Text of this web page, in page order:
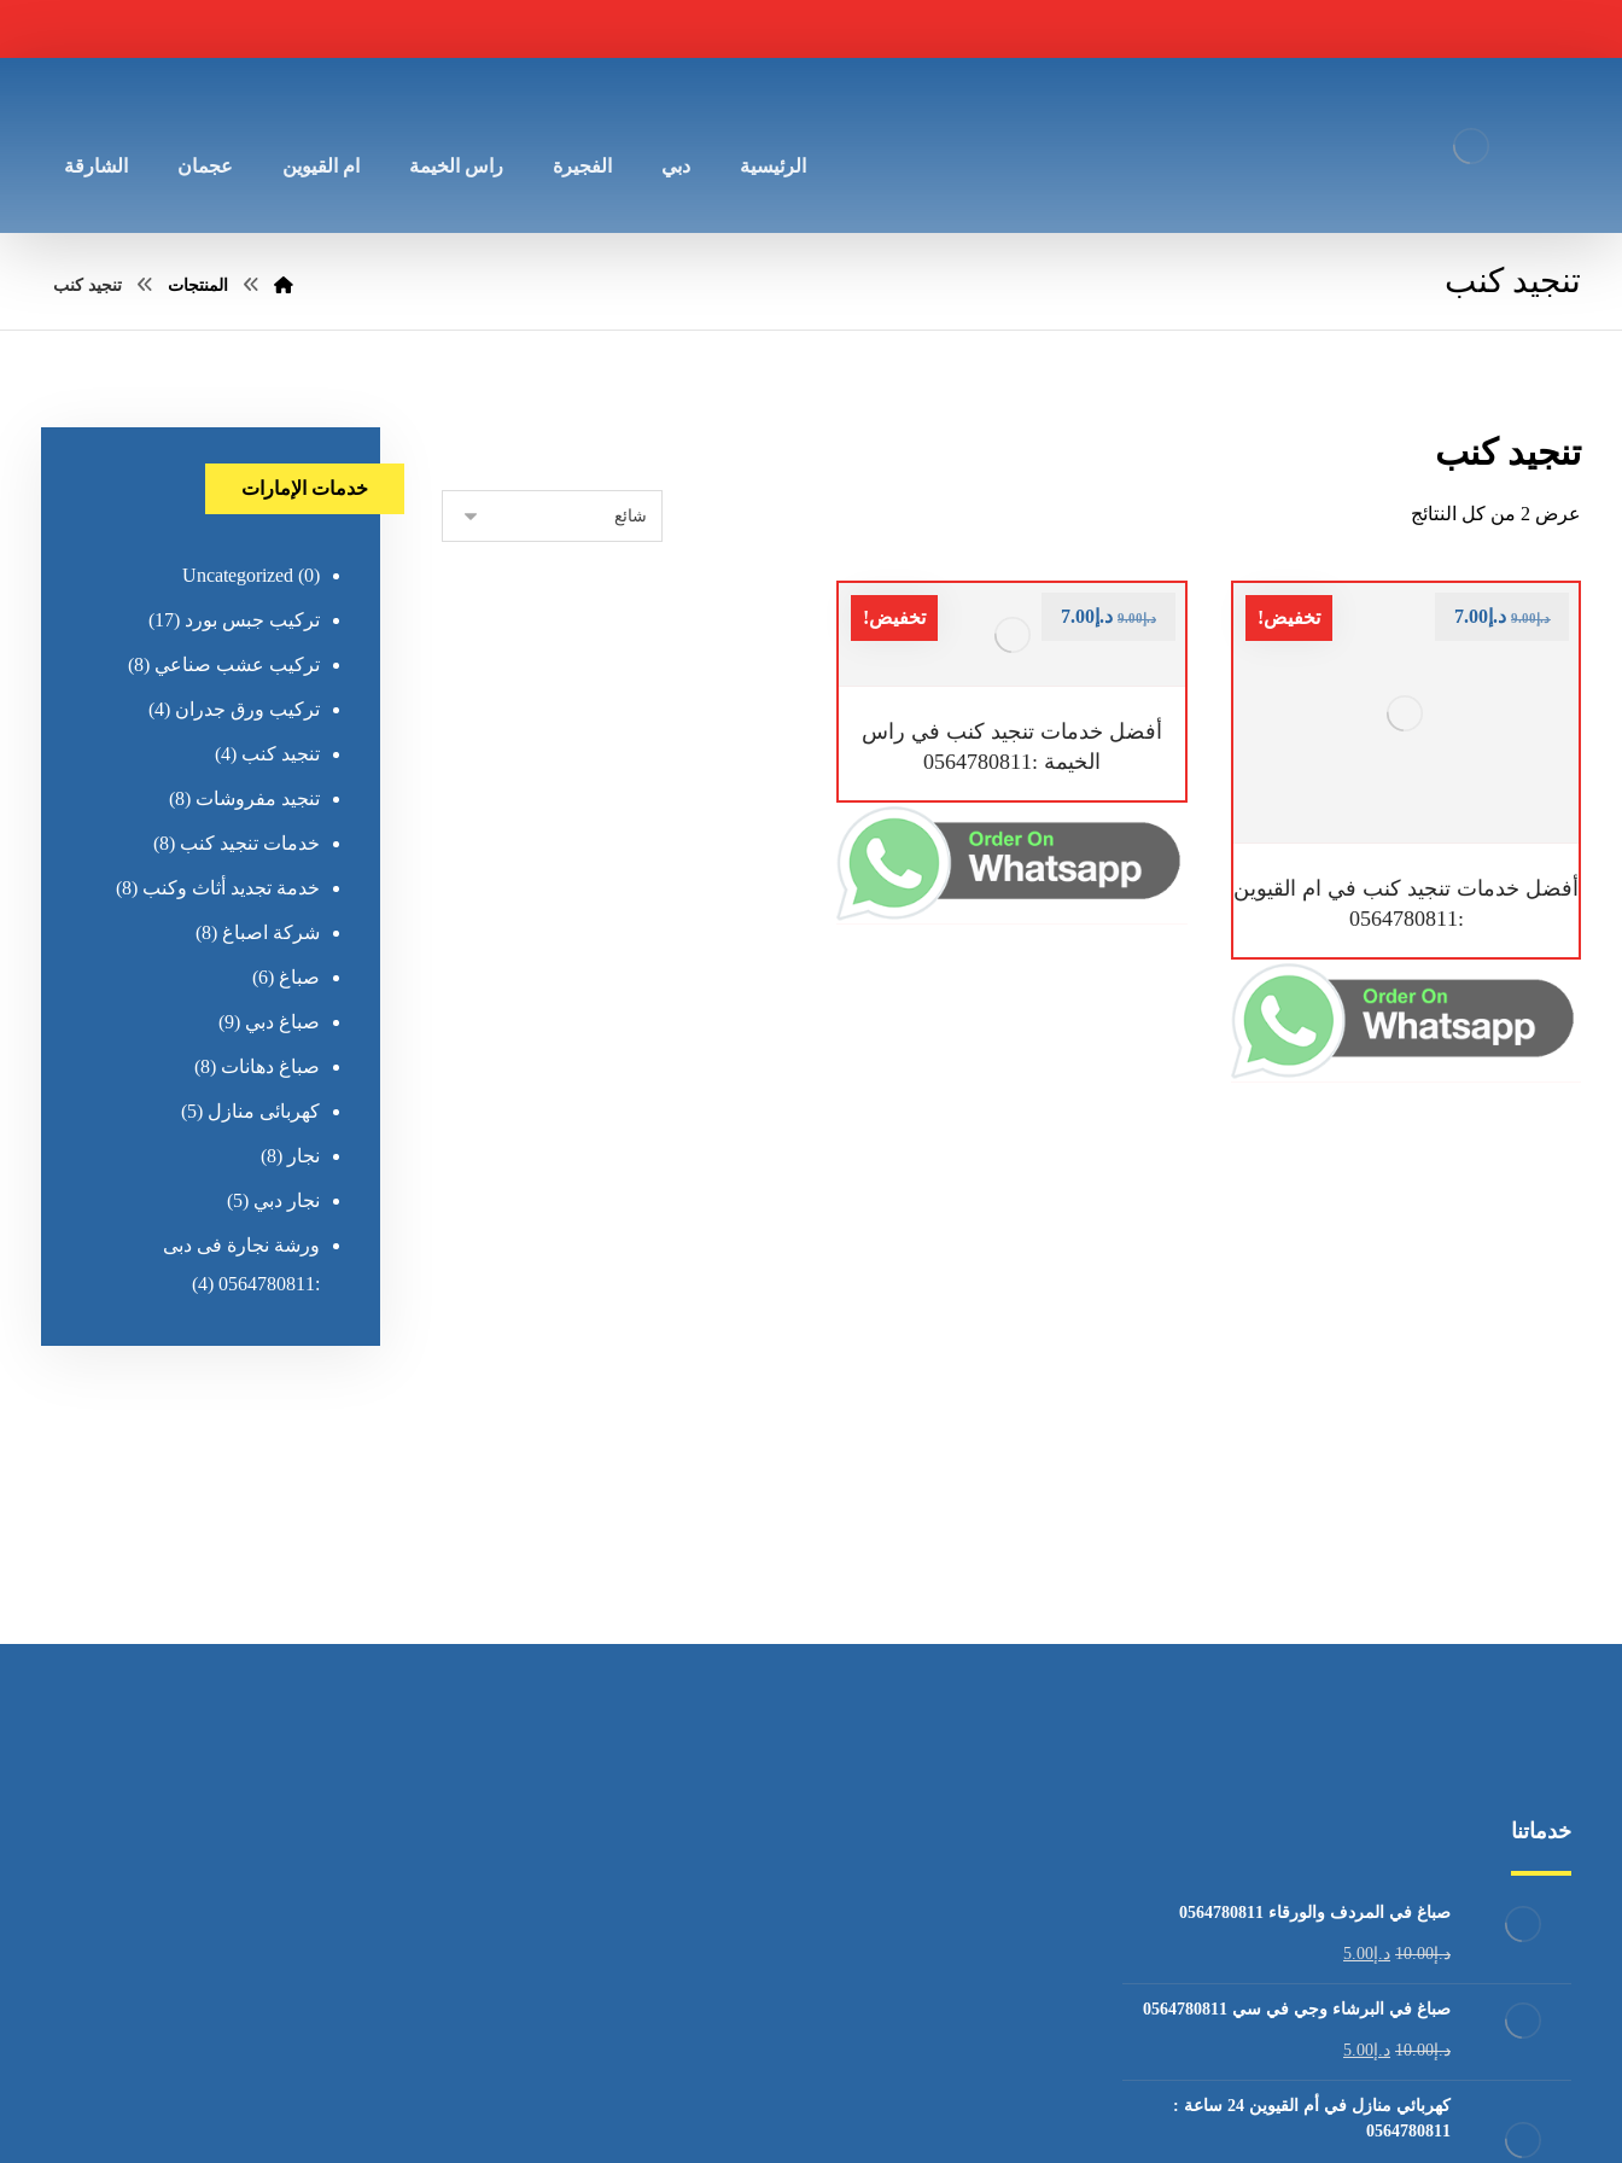
الرئيسية دبي الفجيرة راس الخيمة ام القيوين عجمان الشارقة
تنجيد كنب المنتجات تنجيد كنب
تنجيد كنب
عرض ⁦2⁩ من كل النتائج
تخفيض!
أفضل خدمات تنجيد كنب في ام القيوين
:0564780811
د.إ9.00 د.إ 7.00 تخفيض!
أفضل خدمات تنجيد كنب في راس
الخيمة :0564780811
د.إ9.00 د.إ7.00
خدمات الإمارات
Uncategorized (0)
تركيب جبس بورد (17)
تركيب عشب صناعي (8)
تركيب ورق جدران (4)
تنجيد كنب (4)
تنجيد مفروشات (8)
خدمات تنجيد كنب (8)
خدمة تجديد أثاث وكنب (8)
شركة اصباغ (8)
صباغ (6)
صباغ دبي (9)
صباغ دهانات (8)
كهربائى منازل (5)
نجار (8)
نجار دبي (5)
ورشة نجارة فى دبى
:0564780811
(4)
خدماتنا
صباغ في المردف والورقاء 0564780811
د.إ10.00 د.إ 5.00
صباغ في البرشاء وجي في سي 0564780811
د.إ10.00 د.إ 5.00
كهربائي منازل في أم القيوين 24 ساعة :
0564780811